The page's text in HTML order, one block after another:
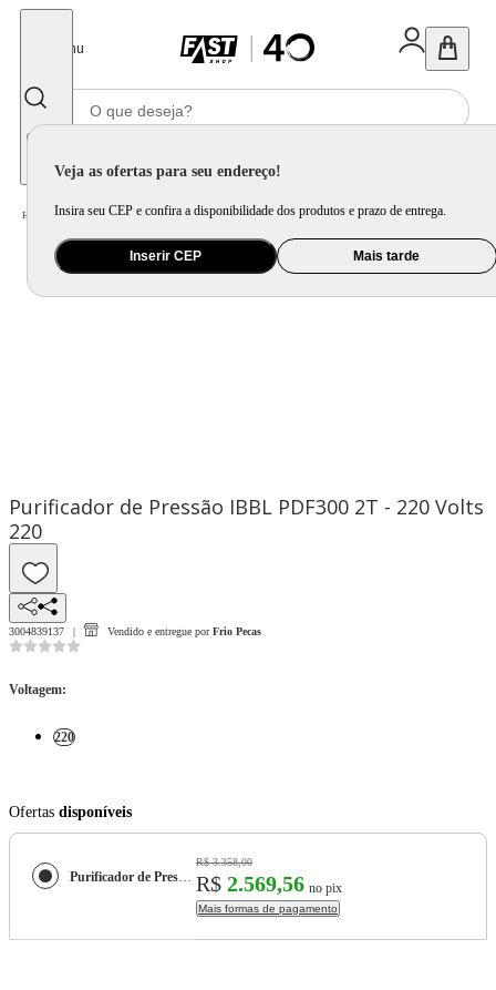
Menu
Veja as ofertas para seu endereço!
Insira seu CEP e confira a disponibilidade dos produtos e prazo de entrega.
Inserir CEP Mais tarde
Home Eletroportátil / Purificador de Água e Bebedouro / Purificador de Pressão IBBL PDF300 2T - 220 Volts
Purificador de Pressão IBBL PDF300 2T - 220 Volts
220
3004839137 Vendido e entregue por Frio Pecas
Voltagem:
220
Ofertas disponíveis
Purificador de Pressão IBBL PDF300 2T - 220 Volts
R$ 3.358,00
R$ 2.569,56 no pix
Mais formas de pagamento